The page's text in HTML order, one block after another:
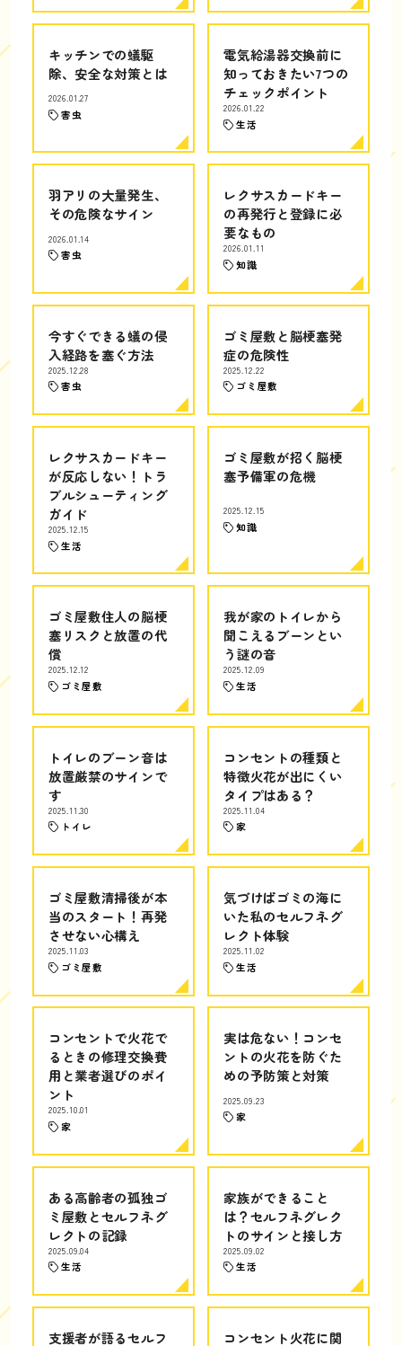
キッチンでの蟻駆
除、安全な対策とは
2026.01.27
害虫
電気給湯器交換前に
知っておきたい7つの
チェックポイント
2026.01.22
生活
羽アリの大量発生、
その危険なサイン
2026.01.14
害虫
レクサスカードキー
の再発行と登録に必
要なもの
2026.01.11
知識
今すぐできる蟻の侵
入経路を塞ぐ方法
2025.12.28
害虫
ゴミ屋敷と脳梗塞発
症の危険性
2025.12.22
ゴミ屋敷
レクサスカードキー
が反応しない！トラ
ブルシューティング
ガイド
2025.12.15
生活
ゴミ屋敷が招く脳梗
塞予備軍の危機
2025.12.15
知識
ゴミ屋敷住人の脳梗
塞リスクと放置の代
償
2025.12.12
ゴミ屋敷
我が家のトイレから
聞こえるブーンとい
う謎の音
2025.12.09
生活
トイレのブーン音は
放置厳禁のサインで
す
2025.11.30
トイレ
コンセントの種類と
特徴火花が出にくい
タイプはある？
2025.11.04
家
ゴミ屋敷清掃後が本
当のスタート！再発
させない心構え
2025.11.03
ゴミ屋敷
気づけばゴミの海に
いた私のセルフネグ
レクト体験
2025.11.02
生活
コンセントで火花で
るときの修理交換費
用と業者選びのポイ
ント
2025.10.01
家
実は危ない！コンセ
ントの火花を防ぐた
めの予防策と対策
2025.09.23
家
ある高齢者の孤独ゴ
ミ屋敷とセルフネグ
レクトの記録
2025.09.04
生活
家族ができること
は？セルフネグレク
トのサインと接し方
2025.09.02
生活
支援者が語るセルフ コンセント火花に関